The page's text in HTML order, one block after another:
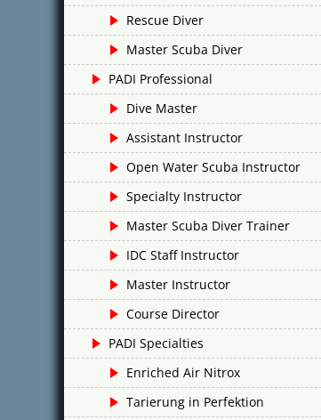
Rescue Diver
Master Scuba Diver
PADI Professional
Dive Master
Assistant Instructor
Open Water Scuba Instructor
Specialty Instructor
Master Scuba Diver Trainer
IDC Staff Instructor
Master Instructor
Course Director
PADI Specialties
Enriched Air Nitrox
Tarierung in Perfektion